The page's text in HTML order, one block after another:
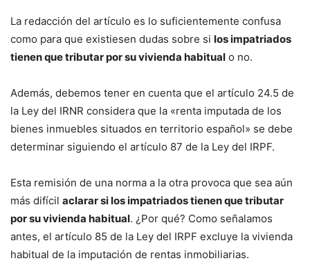
La redacción del artículo es lo suficientemente confusa
como para que existiesen dudas sobre si los impatriados
tienen que tributar por su vivienda habitual o no.
Además, debemos tener en cuenta que el artículo 24.5 de
la Ley del IRNR considera que la «renta imputada de los
bienes inmuebles situados en territorio español» se debe
determinar siguiendo el artículo 87 de la Ley del IRPF.
Esta remisión de una norma a la otra provoca que sea aún
más difícil aclarar si los impatriados tienen que tributar
por su vivienda habitual. ¿Por qué? Como señalamos
antes, el artículo 85 de la Ley del IRPF excluye la vivienda
habitual de la imputación de rentas inmobiliarias.